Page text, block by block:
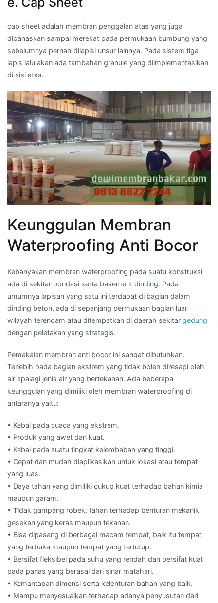
cap sheet adalah membran penggalan atas yang juga
dipanaskan sampai merekat pada permukaan bumbung yang
sebelumnya pernah dilapisi unsur lainnya. Pada sistem tiga
lapis lalu akan ada tambahan granule yang diimplementasikan
di sisi atas.
Keunggulan Membran
Waterproofing Anti Bocor
Kebanyakan membran waterproofing pada suatu konstruksi
ada di sekitar pondasi serta basement dinding. Pada
umumnya lapisan yang satu ini terdapat di bagian dalam
dinding beton, ada di sepanjang permukaan bagian luar
wilayah terendam atau ditempatkan di daerah sekitar gedung
dengan peletakan yang strategis.
Pemakaian membran anti bocor ini sangat dibutuhkan.
Terlebih pada bagian ekstrem yang tidak boleh diresapi oleh
air apalagi jenis air yang bertekanan. Ada beberapa
keunggulan yang dimiliki oleh membran waterproofing di
antaranya yaitu:
• Kebal pada cuaca yang ekstrem.
• Produk yang awet dan kuat.
• Kebal pada suatu tingkat kelembaban yang tinggi.
• Cepat dan mudah diaplikasikan untuk lokasi atau tempat
yang luas.
• Daya tahan yang dimiliki cukup kuat terhadap bahan kimia
maupun garam.
• Tidak gampang robek, tahan terhadap benturan mekanik,
gesekan yang keras maupun tekanan.
• Bisa dipasang di berbagai macam tempat, baik itu tempat
yang terbuka maupun tempat yang tertutup.
• Bersifat fleksibel pada suhu yang rendah dan bersifat kuat
pada panas yang berasal dari sinar matahari.
• Kemantapan dimensi serta kelenturan bahan yang baik.
• Mampu menyesuaikan terhadap adanya penyusutan dari